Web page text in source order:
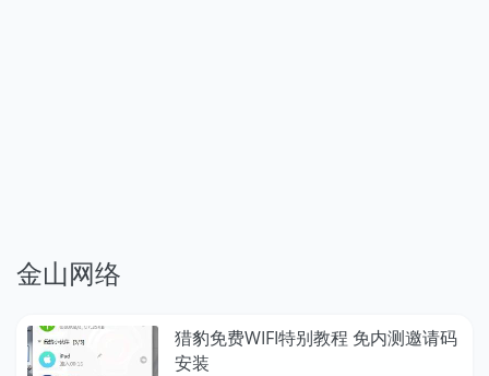
金山网络
猎豹免费WIFI特别教程 免内测邀请码
安装